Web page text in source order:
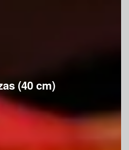
(40 cm)